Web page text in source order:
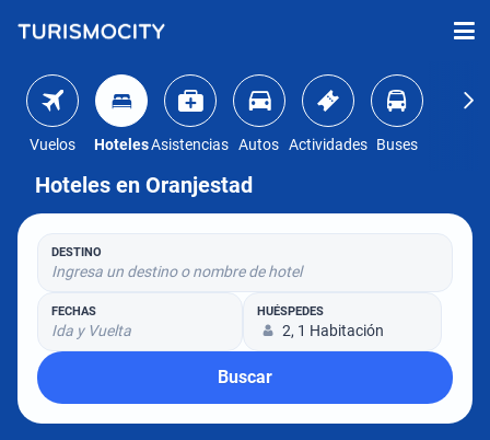
Vuelos HotelesAsistencias Autos Actividades Buses
Hoteles en Oranjestad
DESTINO
Ingresa un destino o nombre de hotel
FECHAS
Ida y Vuelta
HUÉSPEDES
2, 1 Habitación
Buscar